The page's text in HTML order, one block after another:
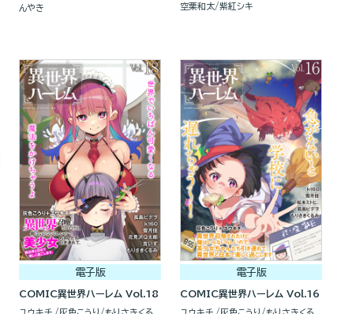
んやき
空栗和太 紫紅シキ
電子版
COMIC異世界ハーレム Vol.18
電子版
COMIC異世界ハーレム Vol.16